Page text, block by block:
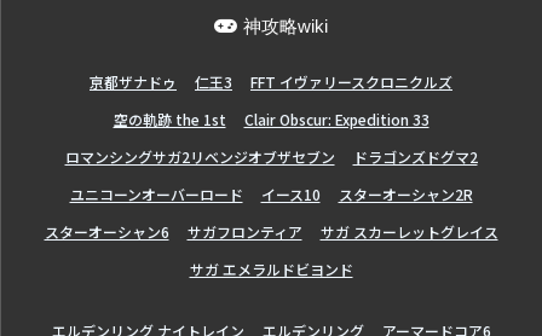
神攻略wiki
亰都ザナドゥ 仁王3
FFT イヴァリースクロニクルズ
空の軌跡 the 1st
Clair Obscur: Expedition 33
ロマンシングサガ2リベンジオブザセブン
ドラゴンズドグマ2
ユニコーンオーバーロード
イース10
スターオーシャン2R
スターオーシャン6
サガフロンティア
サガ スカーレットグレイス
サガ エメラルドビヨンド
エルデンリング ナイトレイン エルデンリング
アーマードコア6